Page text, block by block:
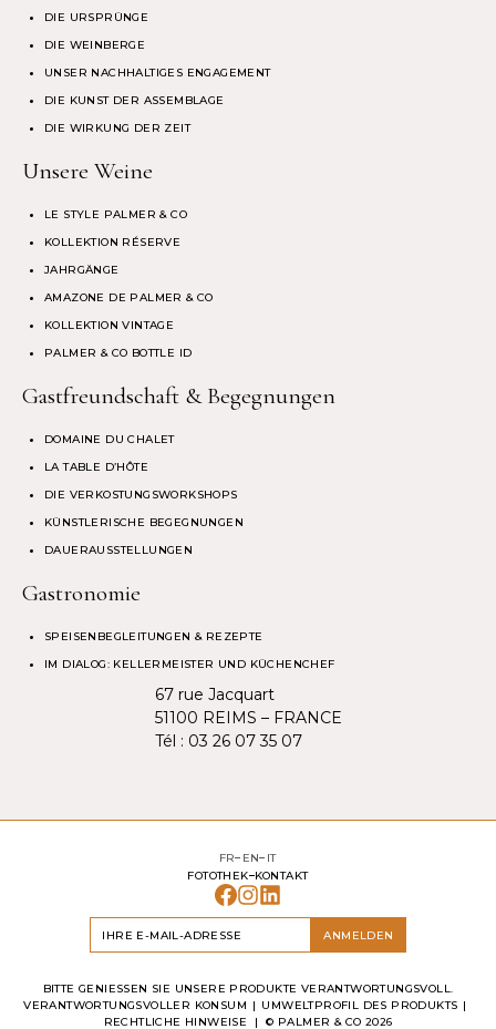
DIE URSPRÜNGE
DIE WEINBERGE
UNSER NACHHALTIGES ENGAGEMENT
DIE KUNST DER ASSEMBLAGE
DIE WIRKUNG DER ZEIT
Unsere Weine
LE STYLE PALMER & CO
KOLLEKTION RÉSERVE
JAHRGÄNGE
AMAZONE DE PALMER & CO
KOLLEKTION VINTAGE
PALMER & CO BOTTLE ID
Gastfreundschaft & Begegnungen
DOMAINE DU CHALET
LA TABLE D’HÔTE
DIE VERKOSTUNGSWORKSHOPS
KÜNSTLERISCHE BEGEGNUNGEN
DAUERAUSSTELLUNGEN
Gastronomie
SPEISENBEGLEITUNGEN & REZEPTE
IM DIALOG: KELLERMEISTER UND KÜCHENCHEF
67 rue Jacquart
51100 REIMS – FRANCE
Tél : 03 26 07 35 07
ANMELDEN
FOTOTHEK KONTAKT
FR EN IT
BITTE GENIESSEN SIE UNSERE PRODUKTE VERANTWORTUNGSVOLL.
VERANTWORTUNGSVOLLER KONSUM
UMWELTPROFIL DES PRODUKTS
RECHTLICHE HINWEISE | © PALMER & CO 2026